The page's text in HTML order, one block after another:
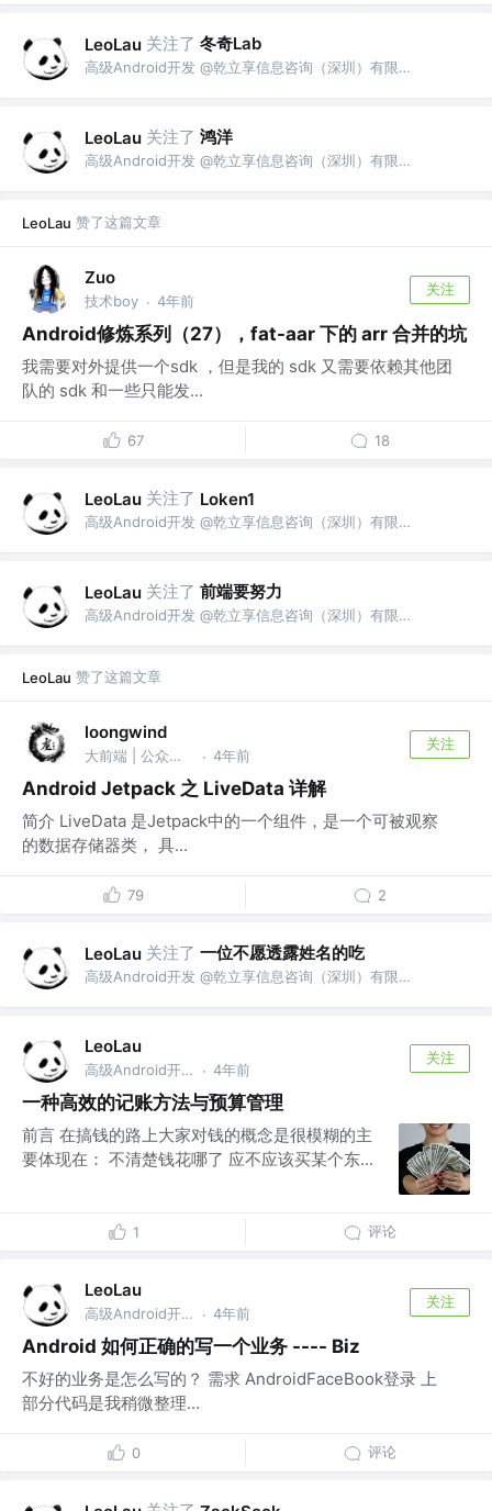
LeoLau 关注了 冬奇Lab
高级Android开发 @乾立享信息咨询（深圳）有限公司
LeoLau 关注了 鸿洋
高级Android开发 @乾立享信息咨询（深圳）有限公司
LeoLau 赞了这篇文章
Zuo
技术boy · 4年前
关注
Android修炼系列（27），fat-aar 下的 arr 合并的坑
我需要对外提供一个sdk ，但是我的 sdk 又需要依赖其他团
队的 sdk 和一些只能发...
67 18
LeoLau 关注了 Loken1
高级Android开发 @乾立享信息咨询（深圳）有限公司
LeoLau 关注了 前端要努力
高级Android开发 @乾立享信息咨询（深圳）有限公司
LeoLau 赞了这篇文章
loongwind
大前端 | 公众号：loongwind · 4年前
关注
Android Jetpack 之 LiveData 详解
简介 LiveData 是Jetpack中的一个组件，是一个可被观察
的数据存储器类， 具...
79 2
LeoLau 关注了 一位不愿透露姓名的吃
高级Android开发 @乾立享信息咨询（深圳）有限公司
LeoLau
高级Android开发 @乾立享信息咨询（深圳）有限公司 · 4年前
关注
一种高效的记账方法与预算管理
前言 在搞钱的路上大家对钱的概念是很模糊的主
要体现在： 不清楚钱花哪了 应不应该买某个东...
1 评论
LeoLau
高级Android开发 @乾立享信息咨询（深圳）有限公司 · 4年前
关注
Android 如何正确的写一个业务 ---- Biz
不好的业务是怎么写的？ 需求 AndroidFaceBook登录 上
部分代码是我稍微整理...
0 评论